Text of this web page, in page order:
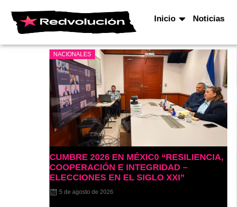
Inicio Noticias
NACIONALES
CUMBRE 2026 EN MÉXIC0 “RESILIENCIA,
COOPERACIÓN E INTEGRIDAD –
ELECCIONES EN EL SIGLO XXI”
5 de agosto de 2026